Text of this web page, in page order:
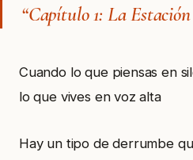
“Capítulo 1: La
Cuando lo que piensas en
lo que vives en voz alta
Hay un tipo de derrumbe